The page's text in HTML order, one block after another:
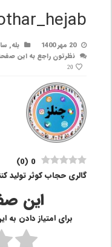
20 مهر 1400 بله,
نظرتون راجع به این
20
0
(
0
)
گالری حجاب کوثر تولید
این
برای امتیاز دادن